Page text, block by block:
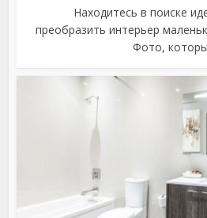
Находитесь в поиске
преобразить интерьер
Фото,